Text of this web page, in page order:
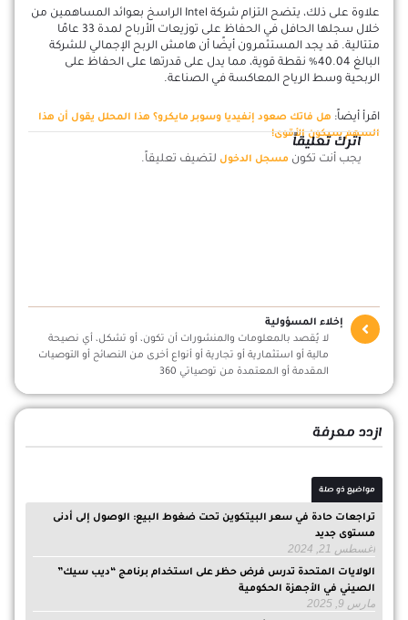
علاوة على ذلك، يتضح التزام شركة Intel الراسخ بعوائد المساهمين من
خلال سجلها الحافل في الحفاظ على توزيعات الأرباح لمدة 33 عامًا
متتالية. قد يجد المستثمرون أيضًا أن هامش الربح الإجمالي للشركة
البالغ 40.04% نقطة قوية، مما يدل على قدرتها على الحفاظ على
الربحية وسط الرياح المعاكسة في الصناعة.
اقرأ أيضاً: هل فاتك صعود إنفيديا وسوبر مايكرو؟ هذا المحلل يقول أن هذا
السهم سيكون الأقوى!
اترك تعليقاً
يجب أنت تكون مسجل الدخول لتضيف تعليقاً.
إخلاء المسؤولية
لا يُقصد بالمعلومات والمنشورات أن تكون، أو تشكل، أي نصيحة
مالية أو استثمارية أو تجارية أو أنواع أخرى من النصائح أو التوصيات
المقدمة أو المعتمدة من توصياتي 360
ازدد معرفة
مواضيع ذو صلة
تراجعات حادة في سعر البيتكوين تحت ضغوط البيع: الوصول إلى أدنى
مستوى جديد
أغسطس 21, 2024
الولايات المتحدة تدرس فرض حظر على استخدام برنامج “ديب سيك”
الصيني في الأجهزة الحكومية
مارس 9, 2025